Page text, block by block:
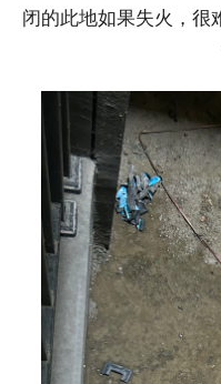
闭的此地如果失火，很